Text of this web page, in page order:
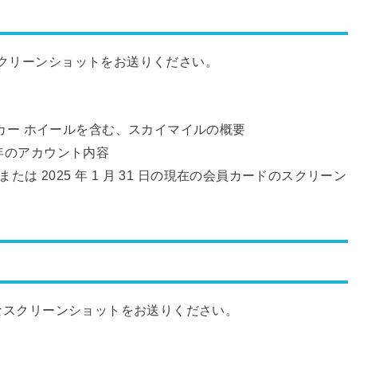
ーンショットをお送りください。
ホイールを含む、スカイマイルの概要
アカウント内容
たは 2025 年 1 月 31 日の現在の会員カードのスクリーン
クリーンショットをお送りください。